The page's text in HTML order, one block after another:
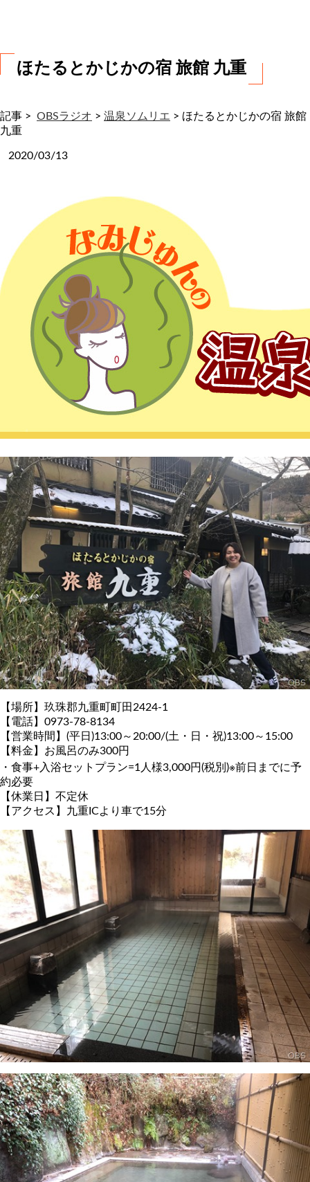
ほたるとかじかの宿 旅館 九重
記事 > OBSラジオ > 温泉ソムリエ > ほたるとかじかの宿 旅館
九重
2020/03/13
【場所】玖珠郡九重町町田2424-1
【電話】0973-78-8134
【営業時間】(平日)13:00～20:00/(土・日・祝)13:00～15:00
【料金】お風呂のみ300円
・食事+入浴セットプラン=1人様3,000円(税別)※前日までに予
約必要
【休業日】不定休
【アクセス】九重ICより車で15分